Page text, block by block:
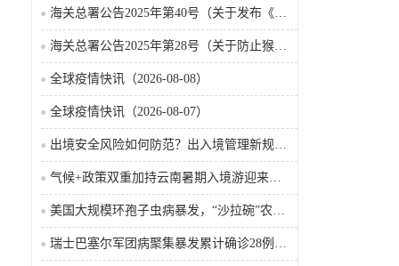
海关总署公告2025年第40号（关于发布《国境口岸传染病监测实施办法》的公告）
海关总署公告2025年第28号（关于防止猴痘疫情传入我国的公告）
全球疫情快讯（2026-08-08）
全球疫情快讯（2026-08-07）
出境安全风险如何防范？出入境管理新规9月15日起施行
气候+政策双重加持云南暑期入境游迎来热潮
美国大规模环孢子虫病暴发，“沙拉碗”农业生产陷入低迷
瑞士巴塞尔军团病聚集暴发累计确诊28例含死亡病例